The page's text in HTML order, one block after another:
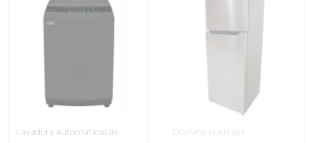
Lavadora automáticas de
Dos/una puerta(s)